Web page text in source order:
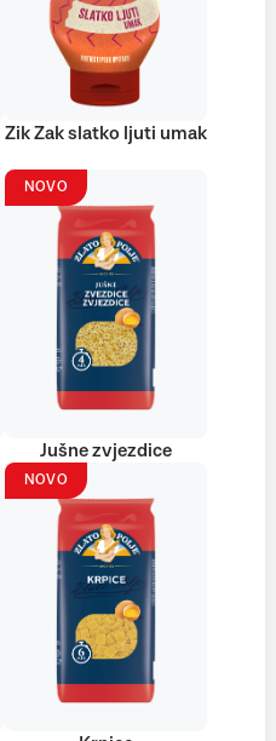
Zik Zak slatko ljuti umak
NOVO
Jušne zvjezdice
NOVO